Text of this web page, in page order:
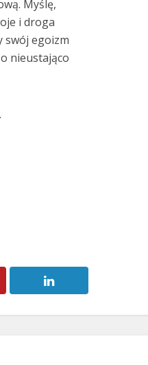
Myślę,
i droga
swój egoizm
nieustająco